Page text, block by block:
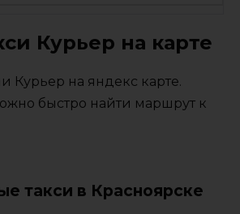
Курьер на карте
Курьер на яндекс карте.
быстро найти маршрут к
такси в Красноярске